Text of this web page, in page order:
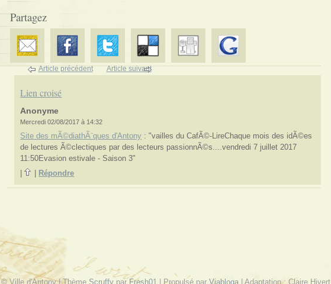
Partagez
Article précédent Article suivant
Lien croisé
Anonyme
Mercredi 02/08/2017 à 14:32
Site des mÃ©diathÃ¨ques d'Antony : "vailles du CafÃ©-LireChaque mois des idÃ©es
de lectures Ã©clectiques par des lecteurs passionnÃ©s....vendredi 7 juillet 2017
11:50Evasion estivale - Saison 3"
|
Répondre
© Ville d'Antony | Thème Scruffypar Fresh01 | Propulsé par Viabloga| Adaptation : Claire Hivert